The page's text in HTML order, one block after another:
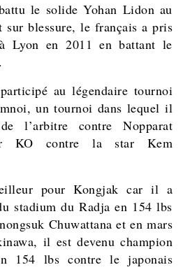
le solide Yohan Lidon au
sur blessure, le français a pris
Lyon en 2011 en battant le
au légendaire tournoi
un tournoi dans lequel il
l’arbitre contre Nopparat
KO contre la star Kem
pour Kongjak car il a
stadium du Radja en 154 lbs
Chuwattana et en mars
il est devenu champion
154 lbs contre le japonais